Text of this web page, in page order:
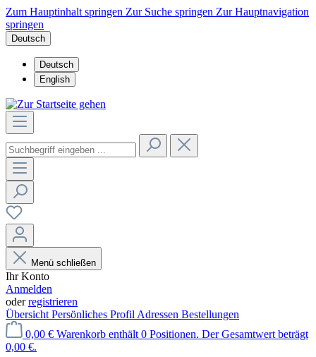
Zum Hauptinhalt springen Zur Suche springen Zur Hauptnavigation
springen
Deutsch
Deutsch
English
Menü schließen
Ihr Konto
Anmelden
oderregistrieren
Übersicht Persönliches Profil Adressen Bestellungen
0,00 € Warenkorb enthält 0 Positionen. Der Gesamtwert beträgt
0,00 €.